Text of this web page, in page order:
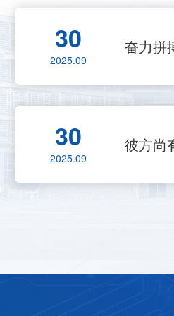
30
2025.09
奋力拼
30
2025.09
彼方尚